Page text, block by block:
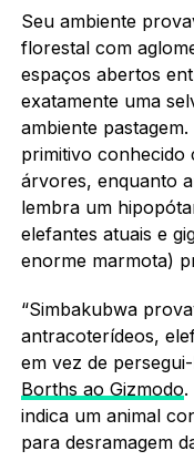
Seu ambiente
florestal com
espaços abertos
exatamente uma
ambiente
primitivo conhecido
árvores, enquanto
lembra um
elefantes atuais e
enorme marmota)
“Simbakubwa
antracoterídeos,
em vez de
Borths ao Gizmodo.
indica um animal
para desramagem